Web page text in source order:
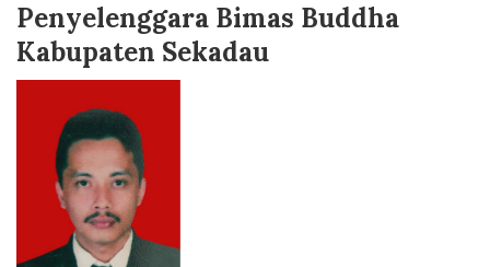
Penyelenggara Bimas Buddha
Kabupaten Sekadau